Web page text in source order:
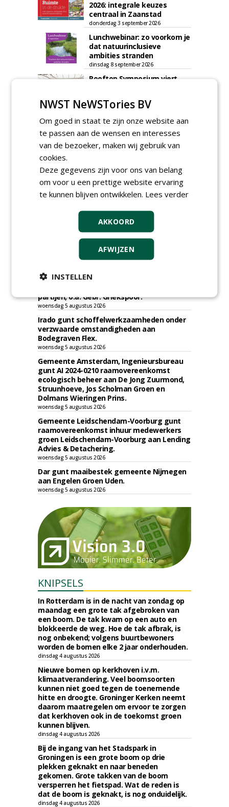
2026: integrale keuzes
centraal in Zaanstad
donderdag 3 september 2026
Lunchwebinar: zo voorkom je
dat natuurinclusieve
ambities stranden
dinsdag 8 september 2026
Rooftop Symposium viert
vrijdag 18 september 2026
TENDERS
Ingenieursbureau Gemeente Amsterdam
partijen, o.a. Gebr. Griekspoor.
woensdag 5 augustus 2026
Irado gunt schoffelwerkzaamheden onder
verzwaarde omstandigheden aan
Bodegraven Flex.
woensdag 5 augustus 2026
Gemeente Amsterdam, Ingenieursbureau
gunt AI 2024-0210 raamovereenkomst
ecologisch beheer aan De Jong Zuurmond,
Struunhoeve, Jos Scholman Groen en
Dolmans Wieringen Prins.
woensdag 5 augustus 2026
Gemeente Leidschendam-Voorburg gunt
raamovereenkomst inhuur medewerkers
groen Leidschendam-Voorburg aan Lending
Advies & Detachering.
woensdag 5 augustus 2026
Dar gunt maaibestek gemeente Nijmegen
aan Engelen Groen Uden.
woensdag 5 augustus 2026
KNIPSELS
In Rotterdam is in de nacht van zondag op
maandag een grote tak afgebroken van
een boom. De tak kwam op een auto en
blokkeerde de weg. Hoe de tak afbrak, is
nog onbekend; volgens buurtbewoners
worden de bomen elke 2 jaar onderhouden.
dinsdag 4 augustus 2026
Nieuwe bomen op kerkhoven i.v.m.
klimaatverandering. Veel boomsoorten
kunnen niet goed tegen de toenemende
hitte en droogte. Groninger Kerken neemt
daarom maatregelen om ervoor te zorgen
dat kerkhoven ook in de toekomst groen
kunnen blijven.
dinsdag 4 augustus 2026
Bij de ingang van het Stadspark in
Groningen is een grote boom op drie
plekken geknakt en naar beneden
gekomen. Grote takken van de boom
versperren het fietspad. Wat de reden is
dat de boom is geknakt, is nog onduidelijk.
dinsdag 4 augustus 2026
NWST NeWSTories BV
Om goed in staat te zijn onze website aan
te passen aan de wensen en interesses
van de bezoeker, maken wij gebruik van
cookies.
Deze gegevens zijn voor ons van belang
om voor u een prettige website ervaring
te kunnen blijven ontwikkelen. Lees verder
AKKOORD
AFWIJZEN
INSTELLEN